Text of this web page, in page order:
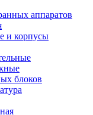
аппаратов
и корпусы
блоков